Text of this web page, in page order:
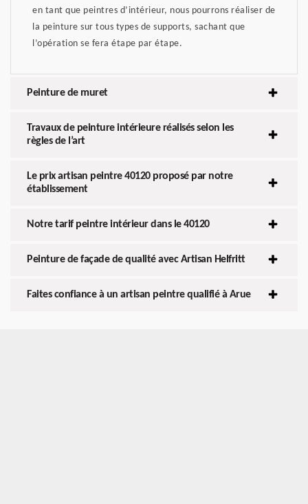
en tant que peintres d’intérieur, nous pourrons réaliser de
la peinture sur tous types de supports, sachant que
l’opération se fera étape par étape.
Peinture de muret
Travaux de peinture intérieure réalisés selon les
règles de l’art
Le prix artisan peintre 40120 proposé par notre
établissement
Notre tarif peintre intérieur dans le 40120
Peinture de façade de qualité avec Artisan Helfritt
Faites confiance à un artisan peintre qualifié à Arue